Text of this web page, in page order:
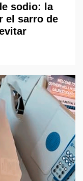
sodio: la
el sarro de